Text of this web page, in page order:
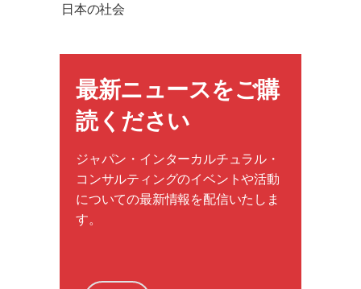
日本の社会
最新ニュースをご購
読ください
ジャパン・インターカルチュラル・
コンサルティングのイベントや活動
についての最新情報を配信いたしま
す。